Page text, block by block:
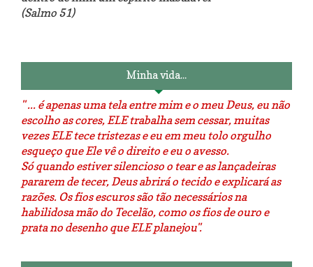
(Salmo 51)
Minha vida...
" ... é apenas uma tela entre mim e o meu Deus, eu não
escolho as cores, ELE trabalha sem cessar, muitas
vezes ELE tece tristezas e eu em meu tolo orgulho
esqueço que Ele vê o direito e eu o avesso.
Só quando estiver silencioso o tear e as lançadeiras
pararem de tecer, Deus abrirá o tecido e explicará as
razões. Os fios escuros são tão necessários na
habilidosa mão do Tecelão, como os fios de ouro e
prata no desenho que ELE planejou".